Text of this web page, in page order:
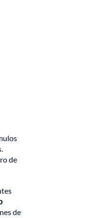
de
de